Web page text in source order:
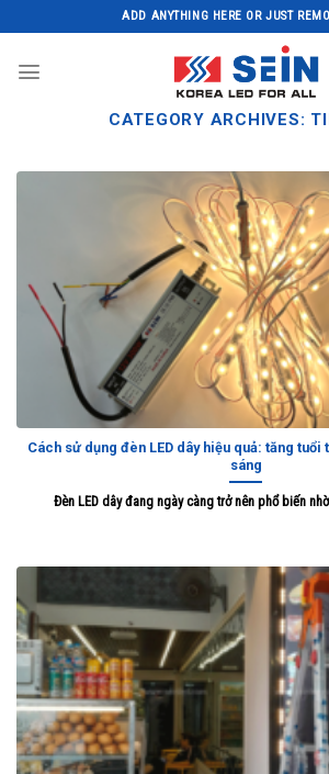
to
content
ADD ANYTHING HERE OR JUST
CATEGORY ARCHIVES:
Cách sử dụng đèn LED dây hiệu quả: tăng tuổi
sáng
Đèn LED dây đang ngày càng trở nên phổ biến